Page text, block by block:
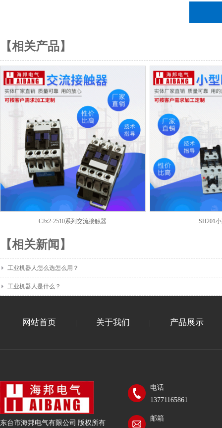
【相关产品】
CJx2-2510系列交流接触器 SH201
【相关新闻】
工业机器人怎么选怎么用？
工业机器人是什么？
网站首页 关于我们 产品展示
东台市海邦电气有限公司 版权所有
电话
13771165861
邮箱